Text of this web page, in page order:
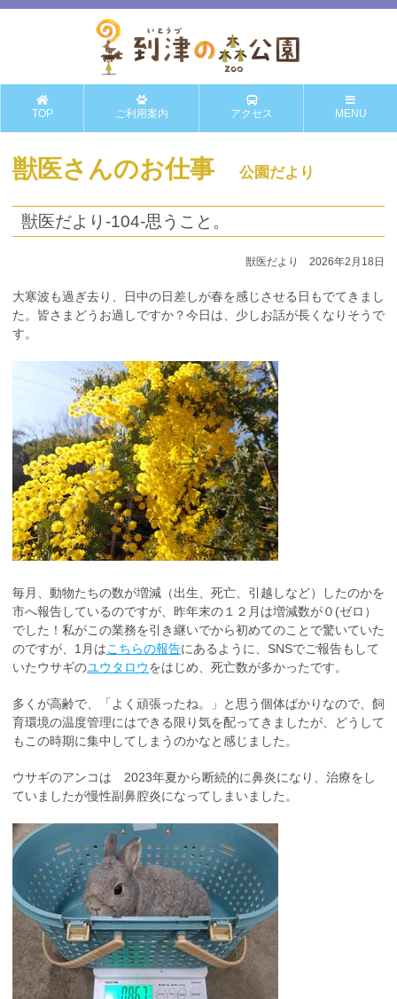
TOP ご利用案内 アクセス MENU
獣医さんのお仕事 公園だより
獣医だより-104-思うこと。
獣医だより 2026年2月18日
大寒波も過ぎ去り、日中の日差しが春を感じさせる日もでてきまし
た。皆さまどうお過しですか？今日は、少しお話が長くなりそうで
す。
毎月、動物たちの数が増減（出生、死亡、引越しなど）したのかを
市へ報告しているのですが、昨年末の１２月は増減数が０(ゼロ）
でした！私がこの業務を引き継いでから初めてのことで驚いていた
のですが、1月はこちらの報告にあるように、SNSでご報告もして
いたウサギのユウタロウをはじめ、死亡数が多かったです。
多くが高齢で、「よく頑張ったね。」と思う個体ばかりなので、飼
育環境の温度管理にはできる限り気を配ってきましたが、どうして
もこの時期に集中してしまうのかなと感じました。
ウサギのアンコは 2023年夏から断続的に鼻炎になり、治療をし
ていましたが慢性副鼻腔炎になってしまいました。